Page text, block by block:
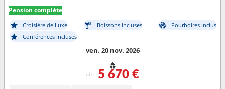
Pension complète
Croisière de Luxe Boissons incluses
Pourboires inclus
Conférences incluses
ven. 20 nov. 2026
dès 5 670 €